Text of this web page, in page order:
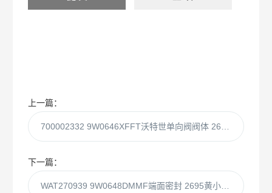
上一篇：
下一篇：